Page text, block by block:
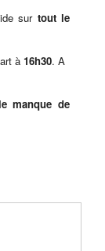
surtout le
à 16h30. A
manque de
de la